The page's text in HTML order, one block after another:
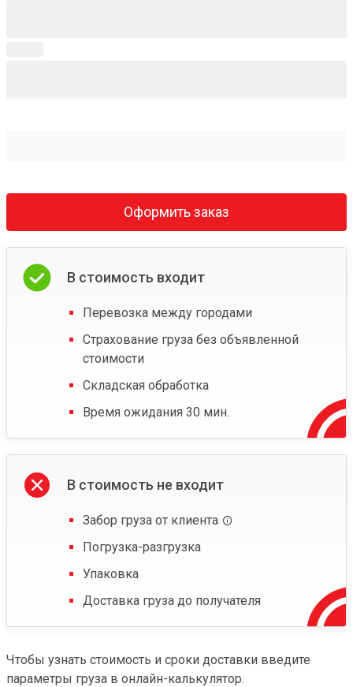
Оформить заказ
В стоимость входит
Перевозка между городами
Страхование груза без объявленной
стоимости
Складская обработка
Время ожидания 30 мин.
В стоимость не входит
Забор груза от клиента
Погрузка-разгрузка
Упаковка
Доставка груза до получателя
Чтобы узнать стоимость и сроки доставки введите
параметры груза в онлайн-калькулятор.